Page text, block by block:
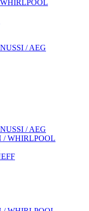
/ AEG
/ AEG
/ WHIRLPOOL